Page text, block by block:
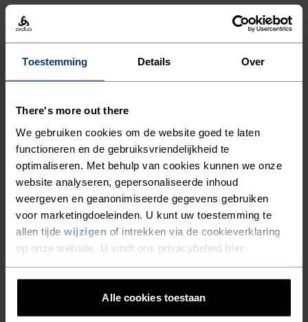
Toestemming Details Over
There's more out there
We gebruiken cookies om de website goed te laten
functioneren en de gebruiksvriendelijkheid te
optimaliseren. Met behulp van cookies kunnen we onze
website analyseren, gepersonaliseerde inhoud
weergeven en geanonimiseerde gegevens gebruiken
voor marketingdoeleinden. U kunt uw toestemming te
allen tijde wijzigen of intrekken via de cookieverklaring
op onze website. U vindt ons privacybeleid hier
Alle cookies toestaan
EEN MERINO SHIRT
GEMAAKT IN EUROPA,
FAVORIETE LANDSCHAPPEN.
Het Ascent Merino 160 Tree Logo T-shirt is
gemaakt van superzachte mulesing-vrije
merinowol van 160 g/m2, een materiaal dat
geurtjes van nature voorkomt. Als je kleding
langer fris blijft, hoef je ook minder vaak te
wassen – fijn voor jou én het milieu. Het T-shirt is
gemaakt in onze eigen Europese fabriek en is
voorzien van een handgetekend design. Dankzij
de natuurlijke eigenschappen van merinowol